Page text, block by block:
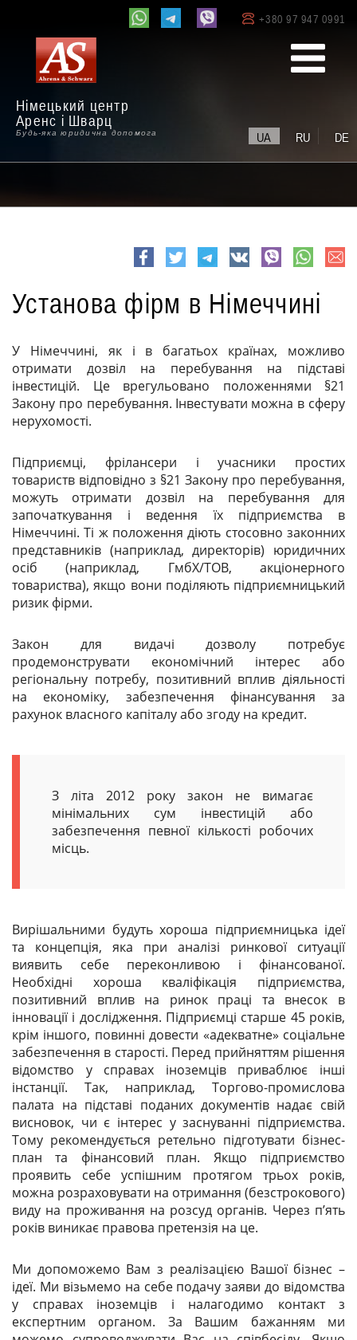
Німецький центр
Аренс і Шварц
Будь-яка юридична допомога
+380 97 947 0991
UA RU DE
Установа фірм в Німеччині
У Німеччині, як і в багатьох країнах, можливо
отримати дозвіл на перебування на підставі
інвестицій. Це врегульовано положеннями §21
Закону про перебування. Інвестувати можна в сферу
нерухомості.
Підприємці, фрілансери і учасники простих
товариств відповідно з §21 Закону про перебування,
можуть отримати дозвіл на перебування для
започаткування і ведення їх підприємства в
Німеччині. Ті ж положення діють стосовно законних
представників (наприклад, директорів) юридичних
осіб (наприклад, ГмбХ/ТОВ, акціонерного
товариства), якщо вони поділяють підприємницький
ризик фірми.
Закон для видачі дозволу потребує
продемонструвати економічний інтерес або
регіональну потребу, позитивний вплив діяльності
на економіку, забезпечення фінансування за
рахунок власного капіталу або згоду на кредит.
З літа 2012 року закон не вимагає
мінімальних сум інвестицій або
забезпечення певної кількості робочих
місць.
Вирішальними будуть хороша підприємницька ідеї
та концепція, яка при аналізі ринкової ситуації
виявить себе переконливою і фінансованої.
Необхідні хороша кваліфікація підприємства,
позитивний вплив на ринок праці та внесок в
інновації і дослідження. Підприємці старше 45 років,
крім іншого, повинні довести «адекватне» соціальне
забезпечення в старості. Перед прийняттям рішення
відомство у справах іноземців приваблює інші
інстанції. Так, наприклад, Торгово-промислова
палата на підставі поданих документів надає свій
висновок, чи є інтерес у заснуванні підприємства.
Тому рекомендується ретельно підготувати бізнес-
план та фінансовий план. Якщо підприємство
проявить себе успішним протягом трьох років,
можна розраховувати на отримання (безстрокового)
виду на проживання на розсуд органів. Через п’ять
років виникає правова претензія на це.
Ми допоможемо Вам з реалізацією Вашої бізнес –
ідеї. Ми візьмемо на себе подачу заяви до відомства
у справах іноземців і налагодимо контакт з
експертним органом. За Вашим бажанням ми